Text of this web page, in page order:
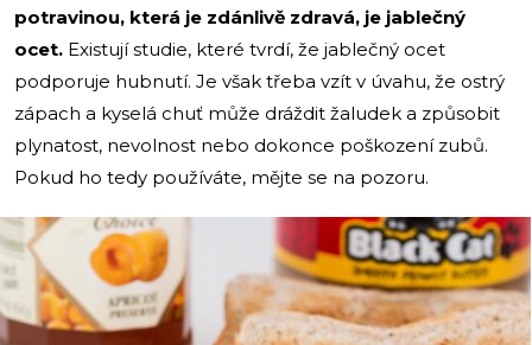
potravinou, která je zdánlivě zdravá, je jablečný
ocet. Existují studie, které tvrdí, že jablečný ocet
podporuje hubnutí. Je však třeba vzít v úvahu, že ostrý
zápach a kyselá chuť může dráždit žaludek a způsobit
plynatost, nevolnost nebo dokonce poškození zubů.
Pokud ho tedy používáte, mějte se na pozoru.